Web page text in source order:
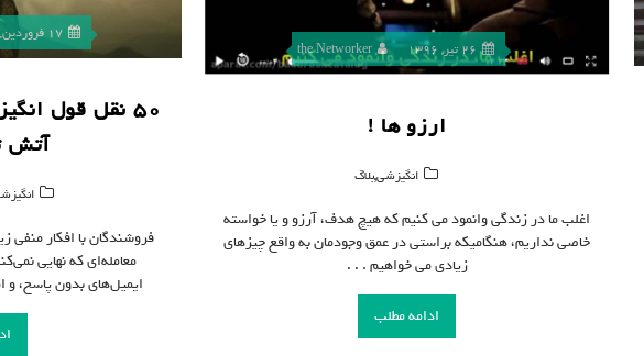
17 فروردین, 1397
۵۰ نقل قول
آتش
فروشندگان با افکار منفی
معامله‌ای که نهایی
ایمیل‌های بدون پاسخ، و
26 تیر, 1396 the Networker
ارزو ها !
انگیزشی,بلاگ
اغلب ما در زندگی وانمود می کنیم که هیچ هدف، آرزو و یا خواسته
خاصی نداریم، هنگامیکه براستی در عمق وجودمان به واقع چیزهای
زیادی می خواهیم . . .
ادامه مطلب